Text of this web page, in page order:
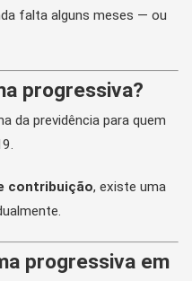
falta alguns meses — ou
progressiva?
da previdência para quem
contribuição, existe uma
progressiva em